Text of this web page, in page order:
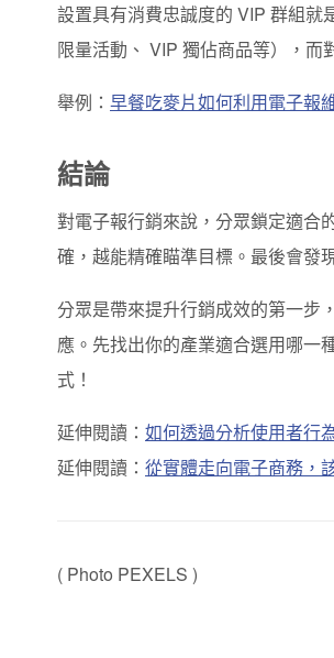
設置具有消費忠誠度的 VIP 群組就
限量活動、 VIP 獨佔商品等），而
舉例： 早餐吃麥片如何利用電子報
結論
對電子報行銷來說，分眾鎖定適合
確，越能精確瞄準目標。最後會發
分眾是帶來提升行銷成效的第一步
應。先找出你的產業適合選用哪一
式！
延伸閱讀： 如何透過分析使用者行
延伸閱讀： 從實體走向電子商務，
( Photo PEXELS )